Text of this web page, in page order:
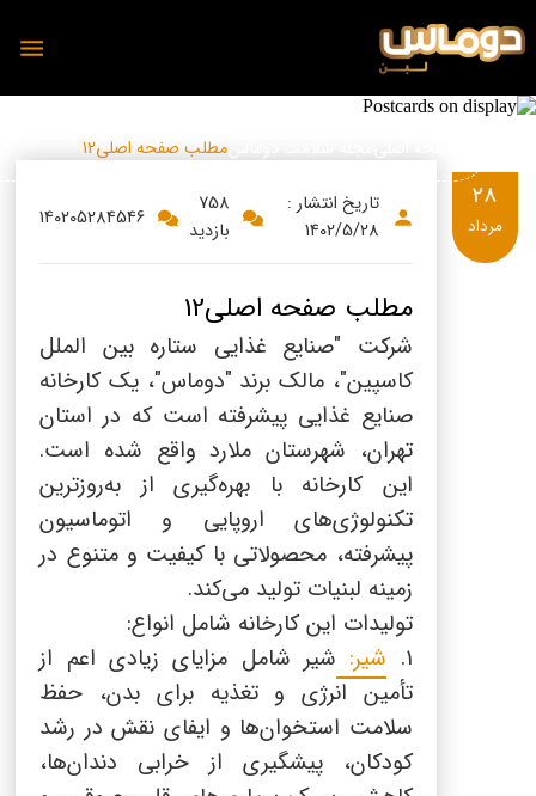
محصولات
مجله آشپزی دوماس
سینما دوماس
رادیو دوماس
دانستنی های سلامت
گالری تصاویر
English
Russian
تازه ها
مطلب صفحه اصلی12
تاریخ انتشار :
1402/5/28
758
بازدید
140205284546
28
مرداد
مطلب صفحه اصلی12
شرکت "صنایع غذایی ستاره بین الملل
کاسپین"، مالک برند "دوماس"، یک کارخانه
صنایع غذایی پیشرفته است که در استان
تهران، شهرستان ملارد واقع شده است.
این کارخانه با بهره‌گیری از به‌روزترین
تکنولوژی‌های اروپایی و اتوماسیون
پیشرفته، محصولاتی با کیفیت و متنوع در
زمینه لبنیات تولید می‌کند.
تولیدات این کارخانه شامل انواع:
1.
شیر: شیر شامل مزایای زیادی اعم از
تأمین انرژی و تغذیه برای بدن، حفظ
سلامت استخوان‌ها و ایفای نقش در رشد
کودکان، پیشگیری از خرابی دندان‌ها،